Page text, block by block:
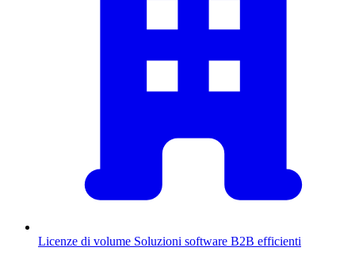
Licenze di volume Soluzioni software B2B efficienti